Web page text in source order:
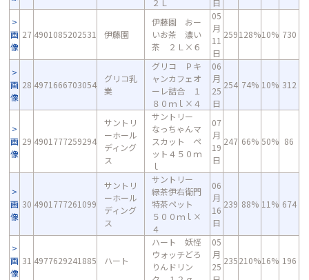
２Ｌ
日
画
像
27 4901085202531 伊藤園
伊藤園 おー
いお茶 濃い
茶 ２Ｌ×６
05
月
11
日
259128%10% 730
画
像
28 4971666703054
グリコ乳
業
グリコ Ｐキ
ャンカフェオ
ーレ詰合 １
８０ｍｌ×４
06
月
25
日
254 74% 10% 312
画
像
29 4901777259294
サントリ
ーホール
ディング
ス
サントリー
なっちゃんマ
スカット ペ
ット４５０ｍ
ｌ
07
月
19
日
247 66% 50% 86
画
像
30 4901777261099
サントリ
ーホール
ディング
ス
サントリー
緑茶伊右衛門
特茶ペット
５００ｍｌ×
４
06
月
16
日
239 88% 11% 674
画
像
31 4977629241885 ハート
ハート 妖怪
ウォッチどろ
りんドリン
05
月
25
235210%16% 196